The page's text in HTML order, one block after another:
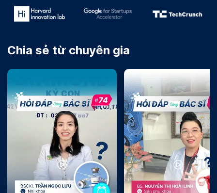
Chia sẻ từ chuyên gia